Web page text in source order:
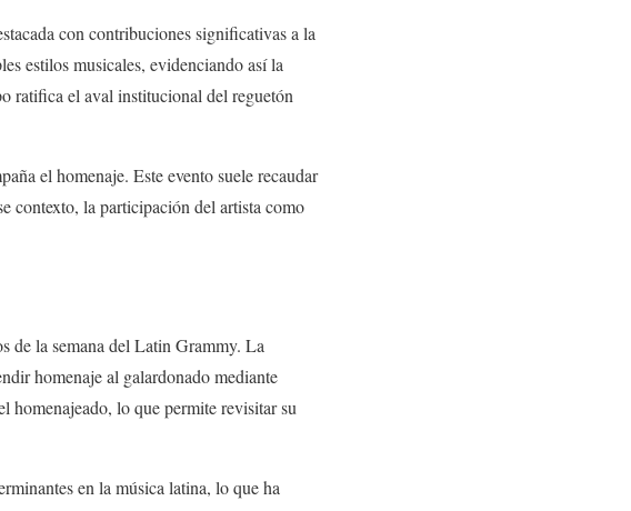
con contribuciones significativas a la
estilos musicales, evidenciando así la
ratifica el aval institucional del reguetón
el homenaje. Este evento suele recaudar
contexto, la participación del artista como
de la semana del Latin Grammy. La
homenaje al galardonado mediante
homenajeado, lo que permite revisitar su
en la música latina, lo que ha